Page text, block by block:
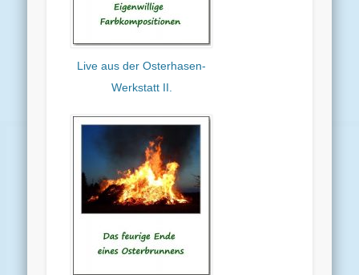
Live aus der Osterhasen-
Werkstatt II.